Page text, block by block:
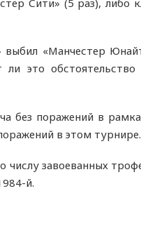
«Манчестер
это
без поражений в
в этом турнире.
завоеванных
й.